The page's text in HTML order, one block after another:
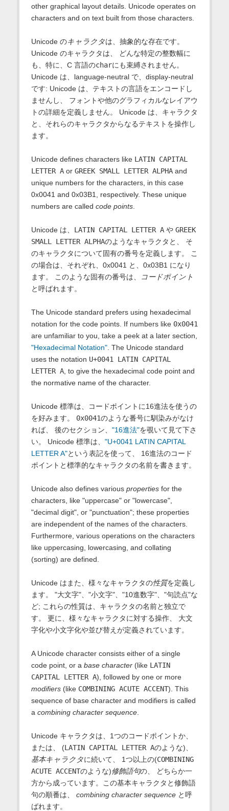
other graphical layout details. Unicode operates on
characters and on text built from those characters.
Unicode のキャラクタは、抽象的な存在です。
Unicode のキャラクタは、 どんな特定の整数幅に
も、特に、C 言語のcharにも束縛されません。
Unicode は、language-neutral で、display-neutral
です: Unicode は、テキストの言語をエンコードし
ませんし、 フォントや他のグラフィカルなレイアウ
トの詳細を定義しません。 Unicode は、キャラクタ
と、それらのキャラクタからなるテキストを操作し
ます。
Unicode defines characters like LATIN CAPITAL
LETTER Aor GREEK SMALL LETTER ALPHAand
unique numbers for the characters, in this case
0x0041 and 0x03B1, respectively. These unique
numbers are called code points.
Unicode は、 LATIN CAPITAL LETTER Aや GREEK
SMALL LETTER ALPHAのようなキャラクタと、 そ
のキャラクタについて固有の番号を定義します。 こ
の場合は、それぞれ、0x0041 と、0x03B1 になり
ます。 このような固有の番号は、
コードポイント
と呼ばれます。
The Unicode standard prefers using hexadecimal
notation for the code points. If numbers like 0x0041
are unfamiliar to you, take a peek at a later section,
"Hexadecimal Notation". The Unicode standard
uses the notation U+0041 LATIN CAPITAL
LETTER A, to give the hexadecimal code point and
the normative name of the character.
Unicode 標準は、コードポイントに16進法を使うの
を好みます。 0x0041のような番号に馴染みがなけ
れば、 後のセクション、 "16進法"を覗いて見て下さ
い。 Unicode 標準は、 "U+0041 LATIN CAPITAL
LETTER A"という表記を使って、 16進法のコード
ポイントと標準的なキャラクタの名前を書きます。
Unicode also defines various propertiesfor the
characters, like "uppercase" or "lowercase",
"decimal digit", or "punctuation"; these properties
are independent of the names of the characters.
Furthermore, various operations on the characters
like uppercasing, lowercasing, and collating
(sorting) are defined.
Unicode はまた、様々なキャラクタの性質を定義し
ます。 "大文字"、"小文字"、"10進数字"、"句読点"な
ど; これらの性質は、キャラクタの名前と独立で
す。 更に、様々なキャラクタに対する操作、 大文
字化や小文字化や並び替えが定義されています。
A Unicode character consists either of a single
code point, or a base character(like LATIN
CAPITAL LETTER A), followed by one or more
modifiers(like COMBINING ACUTE ACCENT). This
sequence of base character and modifiers is called
a combining character sequence.
Unicode キャラクタは、1つのコードポイントか、
または、 (LATIN CAPITAL LETTER Aのような)、
基本キャラクタに続いて、 1つ以上の(COMBINING
ACUTE ACCENTのような)修飾語句の、 どちらか一
方から成っています。この基本キャラクタと修飾語
句の順番は、 combining character sequenceと呼
ばれます。